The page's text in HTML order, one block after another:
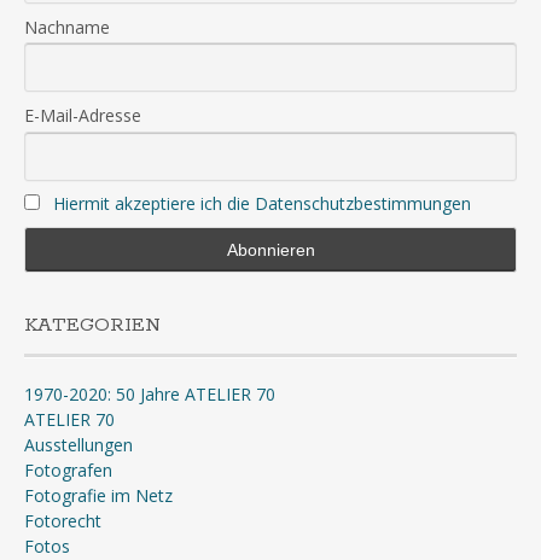
Nachname
E-Mail-Adresse
Hiermit akzeptiere ich die Datenschutzbestimmungen
KATEGORIEN
1970-2020: 50 Jahre ATELIER 70
ATELIER 70
Ausstellungen
Fotografen
Fotografie im Netz
Fotorecht
Fotos